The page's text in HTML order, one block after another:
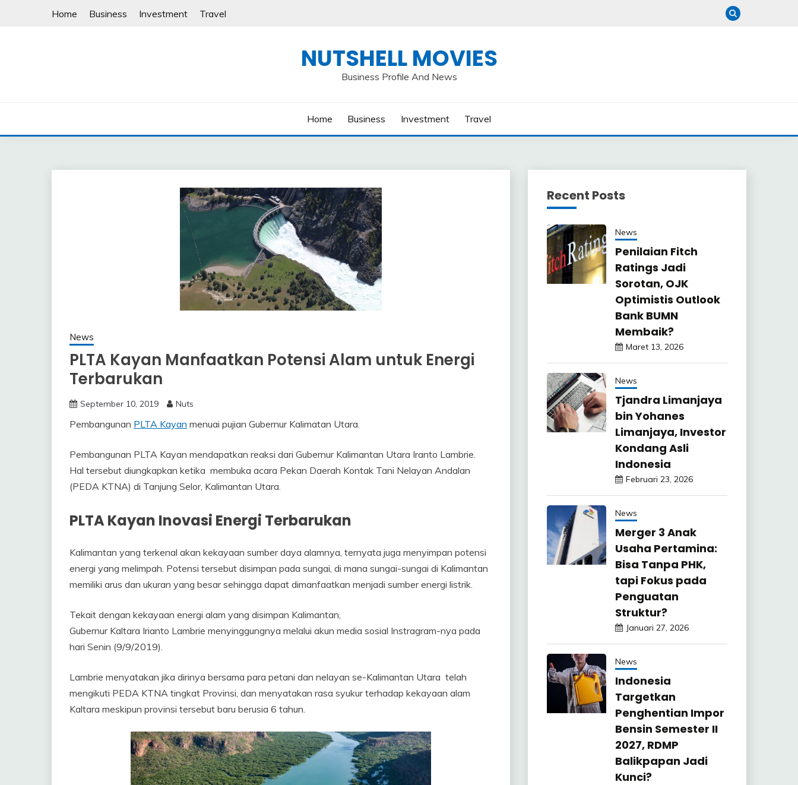
Home Business Investment Travel
NUTSHELL MOVIES
Business Profile And News
Home Business Investment Travel
News
PLTA Kayan Manfaatkan Potensi Alam untuk Energi
Terbarukan
September 10, 2019 Nuts
Pembangunan PLTA Kayan menuai pujian Gubernur Kalimatan Utara.
Pembangunan PLTA Kayan mendapatkan reaksi dari Gubernur Kalimantan Utara Iranto Lambrie.
Hal tersebut diungkapkan ketika membuka acara Pekan Daerah Kontak Tani Nelayan Andalan
(PEDA KTNA) di Tanjung Selor, Kalimantan Utara.
PLTA Kayan Inovasi Energi Terbarukan
Kalimantan yang terkenal akan kekayaan sumber daya alamnya, ternyata juga menyimpan potensi
energi yang melimpah. Potensi tersebut disimpan pada sungai, di mana sungai-sungai di Kalimantan
memiliki arus dan ukuran yang besar sehingga dapat dimanfaatkan menjadi sumber energi listrik.
Tekait dengan kekayaan energi alam yang disimpan Kalimantan,
Gubernur Kaltara Irianto Lambrie menyinggungnya melalui akun media sosial Instragram-nya pada
hari Senin (9/9/2019).
Lambrie menyatakan jika dirinya bersama para petani dan nelayan se-Kalimantan Utara telah
mengikuti PEDA KTNA tingkat Provinsi, dan menyatakan rasa syukur terhadap kekayaan alam
Kaltara meskipun provinsi tersebut baru berusia 6 tahun.
Recent Posts
News
Penilaian Fitch
Ratings Jadi
Sorotan, OJK
Optimistis Outlook
Bank BUMN
Membaik?
Maret 13, 2026
News
Tjandra Limanjaya
bin Yohanes
Limanjaya, Investor
Kondang Asli
Indonesia
Februari 23, 2026
News
Merger 3 Anak
Usaha Pertamina:
Bisa Tanpa PHK,
tapi Fokus pada
Penguatan
Struktur?
Januari 27, 2026
News
Indonesia
Targetkan
Penghentian Impor
Bensin Semester II
2027, RDMP
Balikpapan Jadi
Kunci?